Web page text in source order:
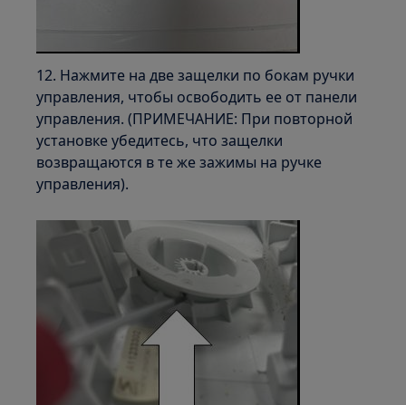
12. Нажмите на две защелки по бокам ручки
управления, чтобы освободить ее от панели
управления. (ПРИМЕЧАНИЕ: При повторной
установке убедитесь, что защелки
возвращаются в те же зажимы на ручке
управления).